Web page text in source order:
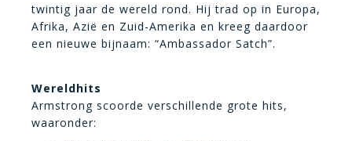
twintig jaar de wereld rond. Hij trad op in Europa,
Afrika, Azië en Zuid-Amerika en kreeg daardoor
een nieuwe bijnaam: “Ambassador Satch”.
Wereldhits
Armstrong scoorde verschillende grote hits,
waaronder: